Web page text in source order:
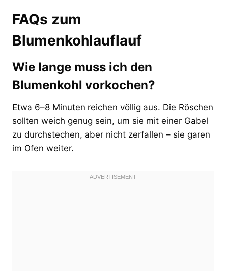
FAQs zum
Blumenkohlauflauf
Wie lange muss ich den
Blumenkohl vorkochen?
Etwa 6–8 Minuten reichen völlig aus. Die Röschen
sollten weich genug sein, um sie mit einer Gabel
zu durchstechen, aber nicht zerfallen – sie garen
im Ofen weiter.